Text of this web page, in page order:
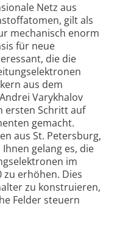
Netz aus
gilt als
mechanisch enorm
für neue
die die
aus dem
Varykhalov
ersten Schritt auf
gemacht.
aus St. Petersburg,
gelang es, die
im
zu erhöhen. Dies
zu konstruieren,
Felder steuern